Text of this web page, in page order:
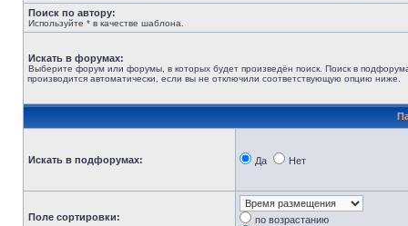
Поиск по автору:
Используйте * в качестве шаблона.
Искать в форумах:
Выберите форум или форумы, в которых будет произведён поиск. Поиск в
производится автоматически, если вы не отключили соответствующую опцию ниже.
Искать в подфорумах: Да Нет
Поле сортировки:
по возрастанию